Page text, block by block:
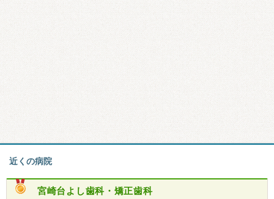
近くの病院
宮崎台よし歯科・矯正歯科